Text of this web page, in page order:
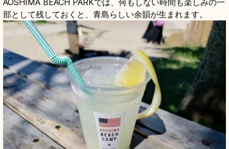
AOSHIMA BEACH PARKでは、何もしない時間も楽しみの一
部として残しておくと、青島らしい余韻が生まれます。